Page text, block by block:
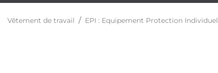
Vêtement de travail EPI : Equipement Protection Individuel